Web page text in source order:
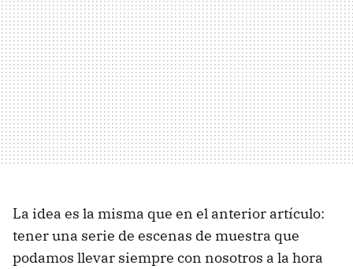
La idea es la misma que en el anterior artículo:
tener una serie de escenas de muestra que
podamos llevar siempre con nosotros a la hora